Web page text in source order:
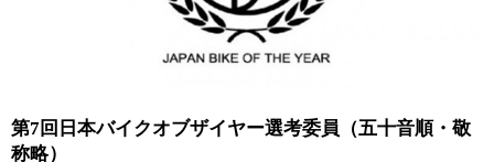
第7回日本バイクオブザイヤー選考委員（五十音順・敬
称略）